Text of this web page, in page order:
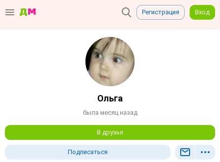
Регистрация Вход
Ольга
была месяц назад
В друзья
Подписаться